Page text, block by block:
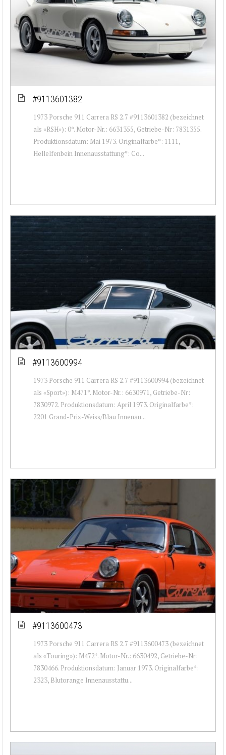
#9113601382
1973 Porsche 911 Carrera RS 2.7 #9113601382 (bezeichnet
als «RSH»): 0*. Motor-Nr.: 6631355, Getriebe-Nr: 7831355.
Produktionsdatum: Mai 1973. Originalfarbe*: 1111,
Hellelfenbein Innenausstattung*: Co...
#9113600994
1973 Porsche 911 Carrera RS 2.7 #9113600994 (bezeichnet
als «Sport»): M471*. Motor-Nr.: 6630971, Getriebe-Nr:
7830972. Produktionsdatum: April 1973. Originalfarbe*:
2201 Grand-Prix-Weiss/Blau Innenau...
#9113600473
1973 Porsche 911 Carrera RS 2.7 #9113600473 (bezeichnet
als «Touring»): M472*. Motor-Nr.: 6630492, Getriebe-Nr:
7830466. Produktionsdatum: Januar 1973. Originalfarbe*:
2323, Blutorange Innenausstattu...